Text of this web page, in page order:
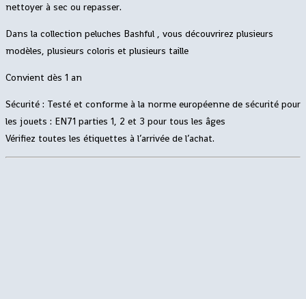
nettoyer à sec ou repasser.
Dans la collection peluches Bashful , vous découvrirez plusieurs
modèles, plusieurs coloris et plusieurs taille
Convient dès 1 an
Sécurité : Testé et conforme à la norme européenne de sécurité pour
les jouets : EN71 parties 1, 2 et 3 pour tous les âges
Vérifiez toutes les étiquettes à l’arrivée de l’achat.